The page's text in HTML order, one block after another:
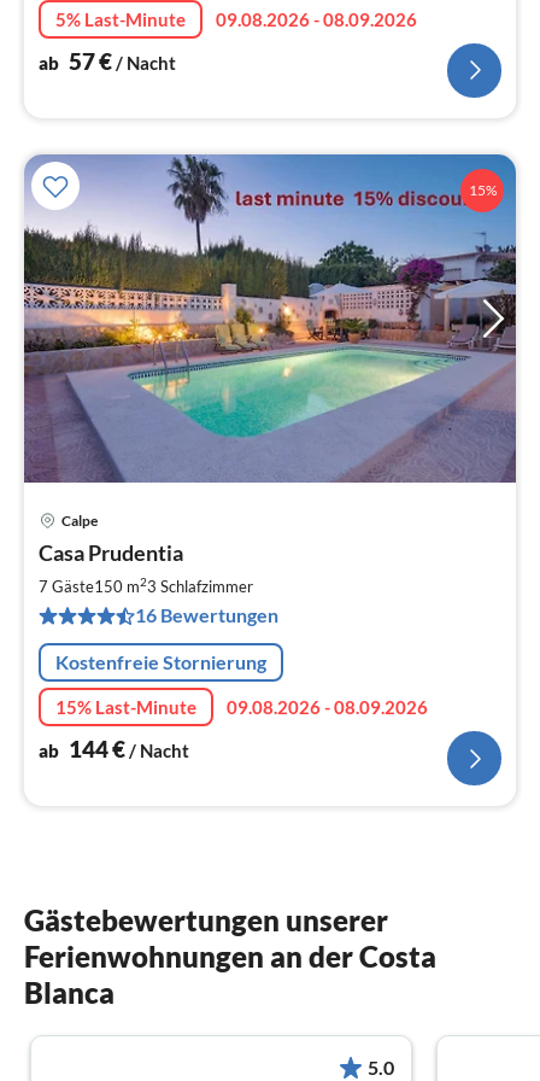
5% Last-Minute
09.08.2026 - 08.09.2026
ab 57€/ Nacht
15%
Calpe
Casa Prudentia
7 Gäste150 m23 Schlafzimmer
16 Bewertungen
Kostenfreie Stornierung
15% Last-Minute
09.08.2026 - 08.09.2026
ab 144€/ Nacht
Gästebewertungen unserer
Ferienwohnungen an der Costa
Blanca
5.0